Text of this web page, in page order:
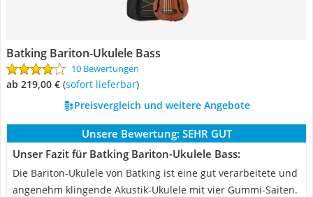
Batking Bariton-Ukulele Bass
10 Bewertungen
ab 219,00 € ( Sofort lieferbar)
Preisvergleich und weitere Angebote
Unsere Bewertung: SEHR GUT
Unser Fazit für Batking Bariton-Ukulele Bass:
Die Bariton-Ukulele von Batking ist eine gut verarbeitete und
angenehm klingende Akustik-Ukulele mit vier Gummi-Saiten.